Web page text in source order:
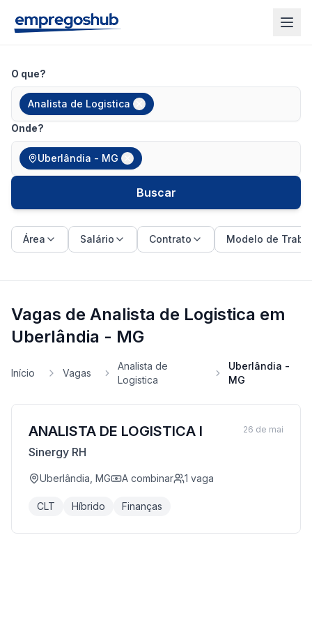
O que?
Analista de Logistica
Onde?
Uberlândia - MG
Buscar
Área Salário Contrato Modelo de
Vagas de Analista de Logistica em
Uberlândia - MG
Início Vagas
Analista de
Logistica
Uberlândia -
MG
ANALISTA DE LOGISTICA I
Sinergy RH
Uberlândia, MG A combinar 1 vaga
CLT Híbrido Finanças
26 de mai